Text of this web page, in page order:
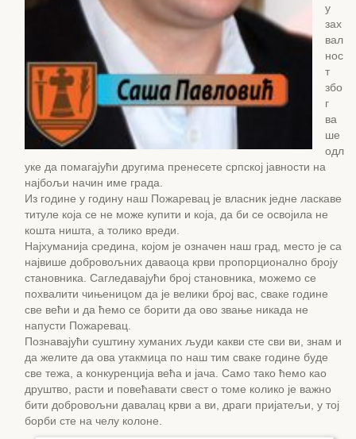
у
зах
вал
нос
т
збо
г
ва
ше
одл
уке да помагајући другима пренесете српској јавности на
најбољи начин име града.
Из године у годину наш Пожаревац је власник једне ласкаве
титуле која се не може купити и која, да би се освојила не
кошта ништа, а толико вреди.
Најхуманија средина, којом је означен наш град, место је са
највише добровољних даваоца крви пропорционално броју
становника. Сагледавајући број становника, можемо се
похвалити чињеницом да је велики број вас, сваке године
све већи и да ћемо се борити да ово звање никада не
напусти Пожаревац.
Познавајући суштину хуманих људи какви сте сви ви, знам и
да желите да ова утакмица по наш тим сваке године буде
све тежа, а конкуренција већа и јача. Само тако ћемо као
друштво, расти и повећавати свест о томе колико је важно
бити добровољни давалац крви а ви, драги пријатељи, у тој
борби сте на челу колоне.